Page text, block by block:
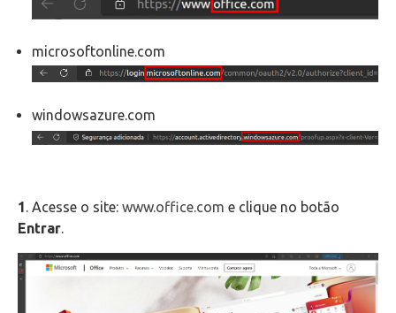
Intercâmbio
Fluig
microsoftonline.com
windowsazure.com
1. Acesse o site: www.office.com e clique no botão
Entrar.